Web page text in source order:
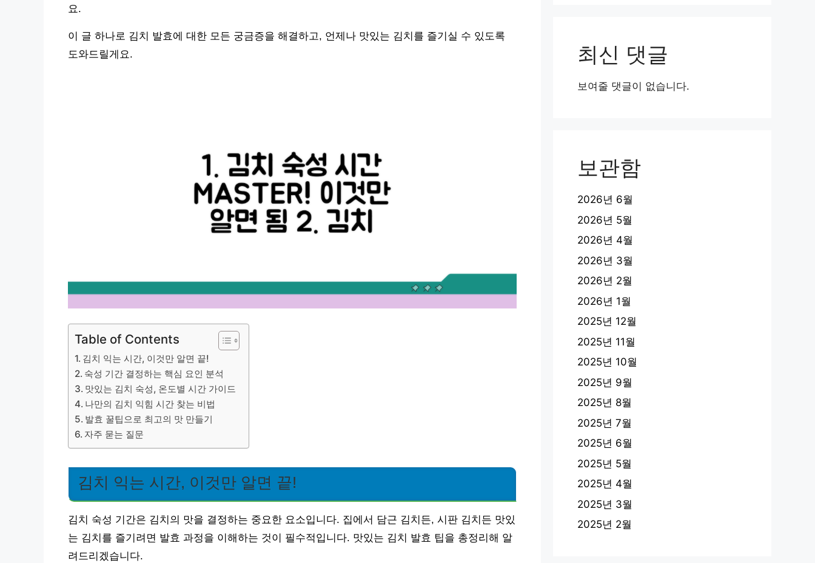
요.
이 글 하나로 김치 발효에 대한 모든 궁금증을 해결하고, 언제나 맛있는 김치를 즐기실 수 있도록
도와드릴게요.
Table of Contents
김치 익는 시간, 이것만 알면 끝!
숙성 기간 결정하는 핵심 요인 분석
맛있는 김치 숙성, 온도별 시간 가이드
나만의 김치 익힘 시간 찾는 비법
발효 꿀팁으로 최고의 맛 만들기
자주 묻는 질문
김치 익는 시간, 이것만 알면 끝!
김치 숙성 기간은 김치의 맛을 결정하는 중요한 요소입니다. 집에서 담근 김치든, 시판 김치든 맛있
는 김치를 즐기려면 발효 과정을 이해하는 것이 필수적입니다. 맛있는 김치 발효 팁을 총정리해 알
려드리겠습니다.
최신 댓글
보여줄 댓글이 없습니다.
보관함
2026년 6월
2026년 5월
2026년 4월
2026년 3월
2026년 2월
2026년 1월
2025년 12월
2025년 11월
2025년 10월
2025년 9월
2025년 8월
2025년 7월
2025년 6월
2025년 5월
2025년 4월
2025년 3월
2025년 2월